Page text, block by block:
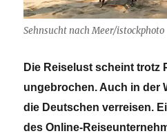
Sehnsucht nach Meer/istockphoto
Die Reiselust scheint trotz
ungebrochen. Auch in der
die Deutschen verreisen.
des Online-